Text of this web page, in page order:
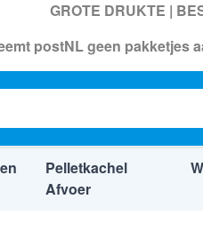
GROTE DRUKTE |
postNL geen pakketjes
kachels
Pelletkachel
Afvoer